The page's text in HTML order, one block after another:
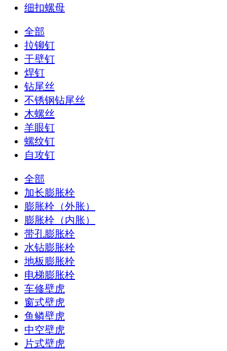
细扣螺母
全部
拉铆钉
干壁钉
焊钉
钻尾丝
不锈钢钻尾丝
木螺丝
羊眼钉
螺纹钉
自攻钉
全部
加长膨胀栓
膨胀栓（外胀）
膨胀栓（内胀）
带孔膨胀栓
水钻膨胀栓
地板膨胀栓
电梯膨胀栓
车修壁虎
窗式壁虎
鱼鳞壁虎
中空壁虎
片式壁虎